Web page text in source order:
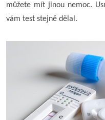
můžete mít jinou nemoc.
vám test stejně dělal.